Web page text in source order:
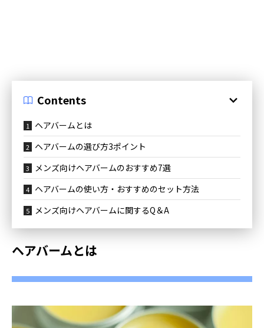
Contents
ヘアバームとは
ヘアバームの選び方3ポイント
メンズ向けヘアバームのおすすめ7選
ヘアバームの使い方・おすすめのセット方法
メンズ向けヘアバームに関するQ＆A
ヘアバームとは